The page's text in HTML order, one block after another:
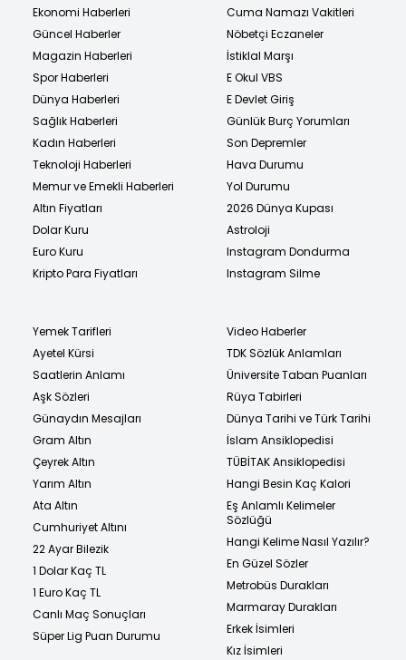
Ekonomi Haberleri
Güncel Haberler
Magazin Haberleri
Spor Haberleri
Dünya Haberleri
Sağlık Haberleri
Kadın Haberleri
Teknoloji Haberleri
Memur ve Emekli Haberleri
Altın Fiyatları
Dolar Kuru
Euro Kuru
Kripto Para Fiyatları
Cuma Namazı Vakitleri
Nöbetçi Eczaneler
İstiklal Marşı
E Okul VBS
E Devlet Giriş
Günlük Burç Yorumları
Son Depremler
Hava Durumu
Yol Durumu
2026 Dünya Kupası
Astroloji
Instagram Dondurma
Instagram Silme
Yemek Tarifleri
Ayetel Kürsi
Saatlerin Anlamı
Aşk Sözleri
Günaydın Mesajları
Gram Altın
Çeyrek Altın
Yarım Altın
Ata Altın
Cumhuriyet Altını
22 Ayar Bilezik
1 Dolar Kaç TL
1 Euro Kaç TL
Canlı Maç Sonuçları
Süper Lig Puan Durumu
Video Haberler
TDK Sözlük Anlamları
Üniversite Taban Puanları
Rüya Tabirleri
Dünya Tarihi ve Türk Tarihi
İslam Ansiklopedisi
TÜBİTAK Ansiklopedisi
Hangi Besin Kaç Kalori
Eş Anlamlı Kelimeler
Sözlüğü
Hangi Kelime Nasıl Yazılır?
En Güzel Sözler
Metrobüs Durakları
Marmaray Durakları
Erkek İsimleri
Kız İsimleri